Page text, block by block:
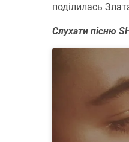
поділилась
Слухати пісню